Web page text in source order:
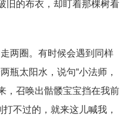
旧的布衣，却盯着那棵树看
两圈。有时候会遇到同样
瓶太阳水，说句“小法师，
，召唤出骷髅宝宝挡在我前
不过的，就来这儿喊我，